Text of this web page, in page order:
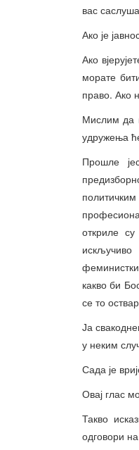
вас
Ако је
Ако
морате
право. Ако
Мислим да
удружења
Прошле
откриле
какво би
се то
Ја
у неким
Сада је
Овај глас
Такво
одговори